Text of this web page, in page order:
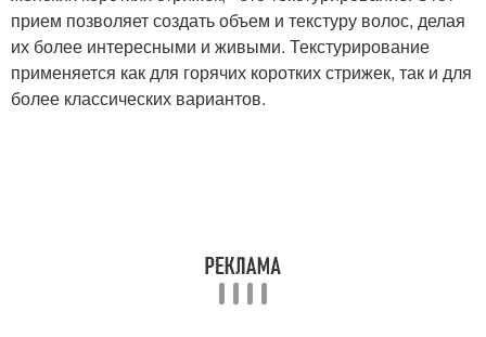
прием позволяет создать объем и текстуру волос, делая
их более интересными и живыми. Текстурирование
применяется как для горячих коротких стрижек, так и для
более классических вариантов.